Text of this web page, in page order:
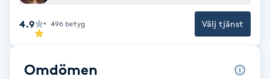
Fibromassage
Fotmassage
4.9 496 betyg Välj tjänst
Omdömen